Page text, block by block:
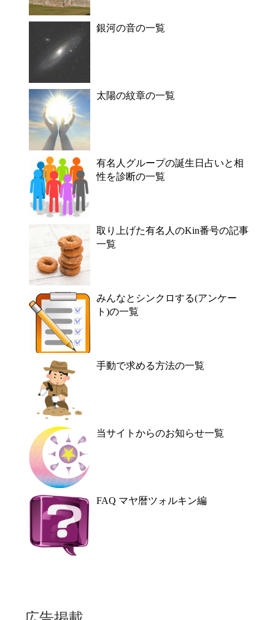
銀河の音の一覧
太陽の紋章の一覧
有名人グループの誕生日占いと相
性を診断の一覧
取り上げた有名人のKin番号の記事
一覧
みんなとシンクロする(アンケー
ト)の一覧
手動で求める方法の一覧
当サイトからのお知らせ一覧
FAQ マヤ暦ツォルキン編